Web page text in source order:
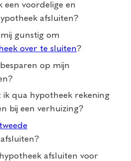
een voordelige en
afsluiten?
gunstig om
over te sluiten?
op mijn
ik qua hypotheek rekening
bij een verhuizing?
tweede
afsluiten?
afsluiten voor